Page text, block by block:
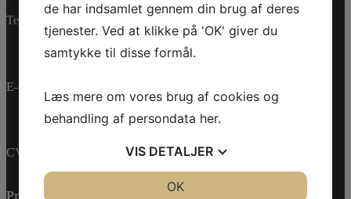
Telefon:
E-mail:
CVR-nummer: 27233678
Produkter
de har indsamlet gennem din brug af deres
tjenester. Ved at klikke på 'OK' giver du
samtykke til disse formål.
Læs mere om vores brug af cookies og
behandling af persondata her.
VIS DETALJER
OK